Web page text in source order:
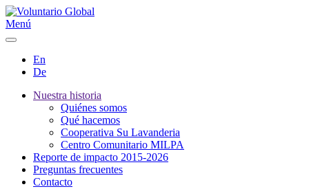
Menú
En
De
Nuestra historia
Quiénes somos
Qué hacemos
Cooperativa Su Lavanderia
Centro Comunitario MILPA
Reporte de impacto 2015-2026
Preguntas frecuentes
Contacto